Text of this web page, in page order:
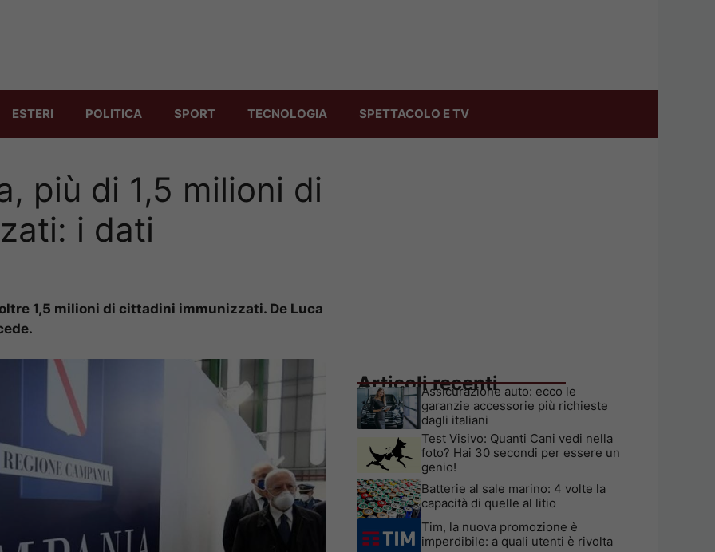
ESTERI POLITICA SPORT TECNOLOGIA SPETTACOLO E TV
più di 1,5 milioni di
i dati
1,5 milioni di cittadini immunizzati. De Luca
Articoli recenti
Assicurazione auto: ecco le
garanzie accessorie più richieste
dagli italiani
Test Visivo: Quanti Cani vedi nella
foto? Hai 30 secondi per essere un
genio!
Batterie al sale marino: 4 volte la
capacità di quelle al litio
Tim, la nuova promozione è
imperdibile: a quali utenti è rivolta